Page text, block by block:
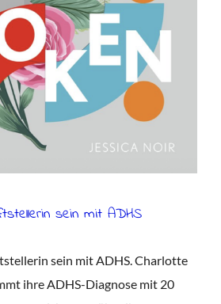
sein mit ADHS
sein mit ADHS. Charlotte
ihre ADHS-Diagnose mit 20